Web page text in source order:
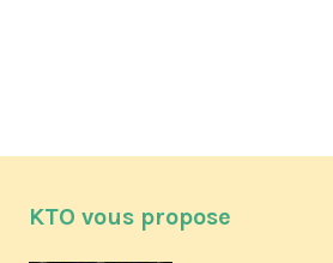
KTO vous propose